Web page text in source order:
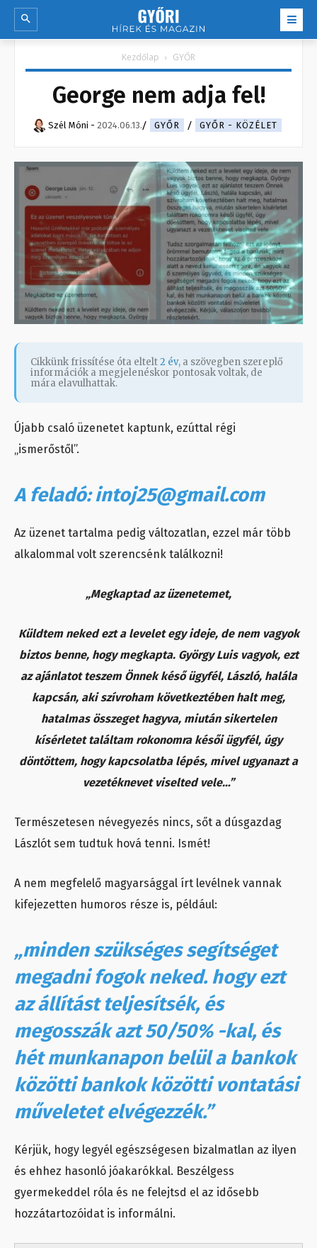
Kezdőlap GYŐR
George nem adja fel!
Szél Móni - 2024.06.13. GYŐR GYŐR - KÖZÉLET
Cikkünk frissítése óta eltelt2 év, a szövegben szereplő
információk a megjelenéskor pontosak voltak, de
mára elavulhattak.
Újabb csaló üzenetet kaptunk, ezúttal régi
„ismerőstől”.
A feladó: intoj25@gmail.com
Az üzenet tartalma pedig változatlan, ezzel már több
alkalommal volt szerencsénk találkozni!
„Megkaptad az üzenetemet,
Küldtem neked ezt a levelet egy ideje, de nem vagyok
biztos benne, hogy megkapta. György Luis vagyok, ezt
az ajánlatot teszem Önnek késő ügyfél, László, halála
kapcsán, aki szívroham következtében halt meg,
hatalmas összeget hagyva, miután sikertelen
kísérletet találtam rokonomra késői ügyfél, úgy
döntöttem, hogy kapcsolatba lépés, mivel ugyanazt a
vezetéknevet viselted vele…”
Természetesen névegyezés nincs, sőt a dúsgazdag
Lászlót sem tudtuk hová tenni. Ismét!
A nem megfelelő magyarsággal írt levélnek vannak
kifejezetten humoros része is, például:
„minden szükséges segítséget
megadni fogok neked. hogy ezt
az állítást teljesítsék, és
megosszák azt 50/50% -kal, és
hét munkanapon belül a bankok
közötti bankok közötti vontatási
műveletet elvégezzék.”
Kérjük, hogy legyél egészségesen bizalmatlan az ilyen
és ehhez hasonló jóakarókkal. Beszélgess
gyermekeddel róla és ne felejtsd el az idősebb
hozzátartozóidat is informálni.